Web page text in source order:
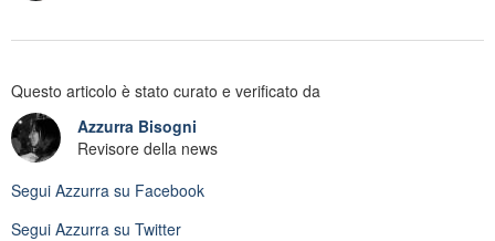
Questo articolo è stato curato e verificato da
Azzurra Bisogni
Revisore della news
Segui Azzurra su Facebook
Segui Azzurra su Twitter